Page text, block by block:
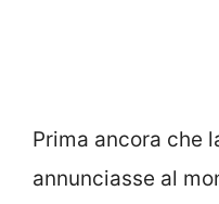
Prima ancora che
annunciasse al